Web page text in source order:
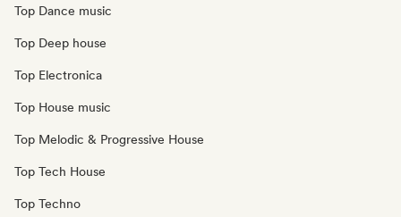
Top Dance music
Top Deep house
Top Electronica
Top House music
Top Melodic & Progressive House
Top Tech House
Top Techno